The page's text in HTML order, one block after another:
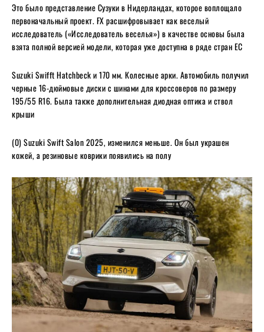
Это было представление Сузуки в Нидерландах, которое воплощало
первоначальный проект. FX расшифровывает как веселый
исследователь («Исследователь веселья») в качестве основы была
взята полной версией модели, которая уже доступна в ряде стран ЕС
Suzuki Swifft Hatchbeck и 170 мм. Колесные арки. Автомобиль получил
черные 16-дюймовые диски с шинами для кроссоверов по размеру
195/55 R16. Была также дополнительная диодная оптика и ствол
крыши
(0) Suzuki Swift Salon 2025, изменился меньше. Он был украшен
кожей, а резиновые коврики появились на полу